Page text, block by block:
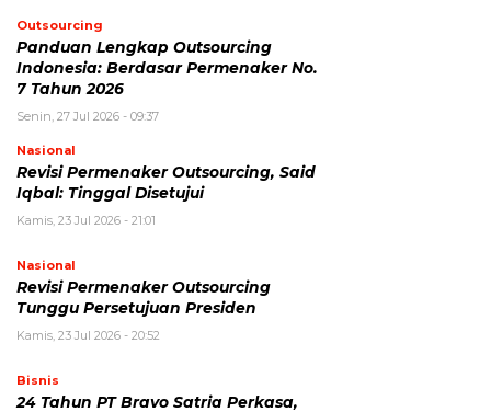
Outsourcing
Panduan Lengkap Outsourcing
Indonesia: Berdasar Permenaker No.
7 Tahun 2026
Senin, 27 Jul 2026 - 09:37
Nasional
Revisi Permenaker Outsourcing, Said
Iqbal: Tinggal Disetujui
Kamis, 23 Jul 2026 - 21:01
Nasional
Revisi Permenaker Outsourcing
Tunggu Persetujuan Presiden
Kamis, 23 Jul 2026 - 20:52
Bisnis
24 Tahun PT Bravo Satria Perkasa,